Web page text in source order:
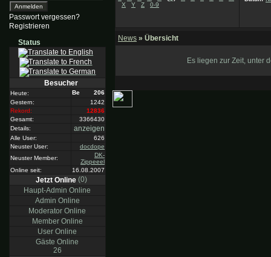
Passwort vergessen?
Registrieren
Status
Besucher
Heute:
206
Gestern:
1242
Rekord:
12836
Gesamt:
3366430
Details:
anzeigen
Alle User:
626
Neuster User:
docdope
Neuster Member:
DK-
Zippeeel
Online seit:
16.08.2007
Jetzt Online (0)
Haupt-Admin Online
Admin Online
Moderator Online
Member Online
User Online
Gäste Online
26
X
Y Z 0-9
News » Übersicht
Es liegen zur Zeit, unter